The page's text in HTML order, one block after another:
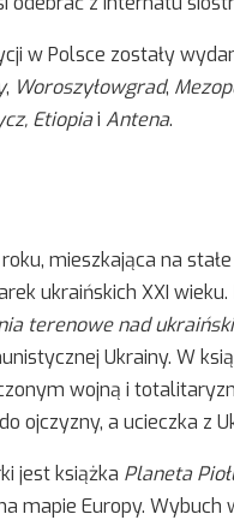
w Polsce zostały
, Woroszyłowgrad,
Etiopiai Antena.
mieszkająca na
ukraińskich XXI
terenowe nad
Ukrainy. W
wojną i
ojczyzny, a ucieczka z
jest książka Planeta
mapie Europy.